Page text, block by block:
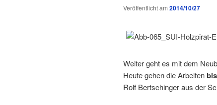
Veröffentlicht am 2014/10/27
Weiter geht es mit dem
Heute gehen die Arbeiten
Rolf Bertschinger aus der